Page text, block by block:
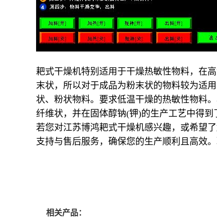
耙式干燥机特别适用于干燥热敏性物料，在
末状，所以对于成品为粉末状的物料较为适
状、粉状物料。要求低温干燥的热敏性物料
纤维状，并在固体醇钠(钾)的生产工艺中得到
若您对江苏博鸿耙式干燥机感兴趣，或希望
支持与售后服务，确保您的生产顺利且高效。
相关产品：